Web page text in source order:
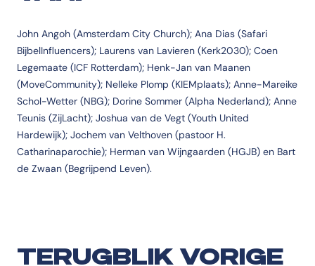
John Angoh (Amsterdam City Church); Ana Dias (Safari
BijbelInfluencers); Laurens van Lavieren (Kerk2030); Coen
Legemaate (ICF Rotterdam); Henk-Jan van Maanen
(MoveCommunity); Nelleke Plomp (KIEMplaats); Anne-Mareike
Schol-Wetter (NBG); Dorine Sommer (Alpha Nederland); Anne
Teunis (ZijLacht); Joshua van de Vegt (Youth United
Hardewijk); Jochem van Velthoven (pastoor H.
Catharinaparochie); Herman van Wijngaarden (HGJB) en Bart
de Zwaan (Begrijpend Leven).
TERUGBLIK VORIGE